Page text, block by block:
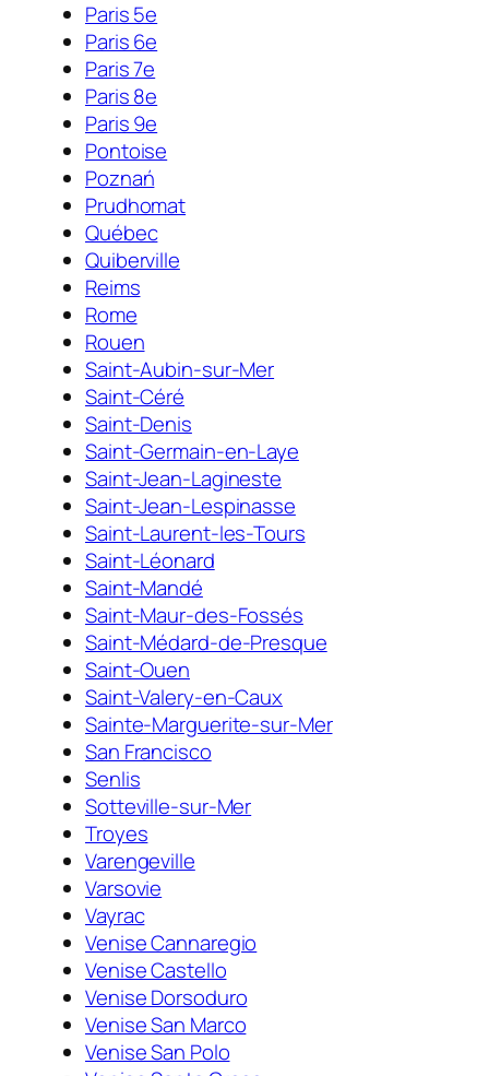
Paris 5e
Paris 6e
Paris 7e
Paris 8e
Paris 9e
Pontoise
Poznań
Prudhomat
Québec
Quiberville
Reims
Rome
Rouen
Saint-Aubin-sur-Mer
Saint-Céré
Saint-Denis
Saint-Germain-en-Laye
Saint-Jean-Lagineste
Saint-Jean-Lespinasse
Saint-Laurent-les-Tours
Saint-Léonard
Saint-Mandé
Saint-Maur-des-Fossés
Saint-Médard-de-Presque
Saint-Ouen
Saint-Valery-en-Caux
Sainte-Marguerite-sur-Mer
San Francisco
Senlis
Sotteville-sur-Mer
Troyes
Varengeville
Varsovie
Vayrac
Venise Cannaregio
Venise Castello
Venise Dorsoduro
Venise San Marco
Venise San Polo